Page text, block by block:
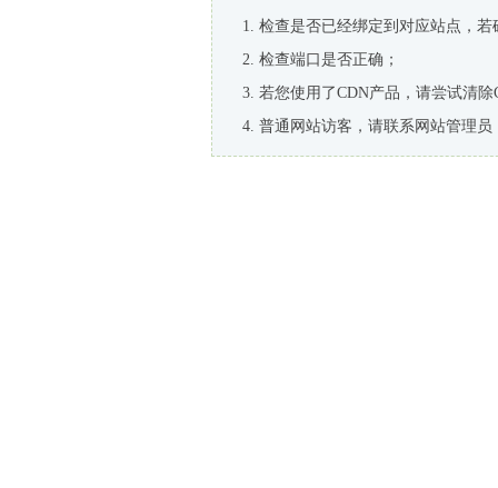
检查是否已经绑定到对应站点，
检查端口是否正确；
若您使用了CDN产品，请尝试清除
普通网站访客，请联系网站管理员